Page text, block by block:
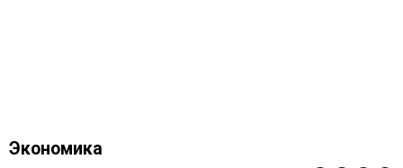
Экономика